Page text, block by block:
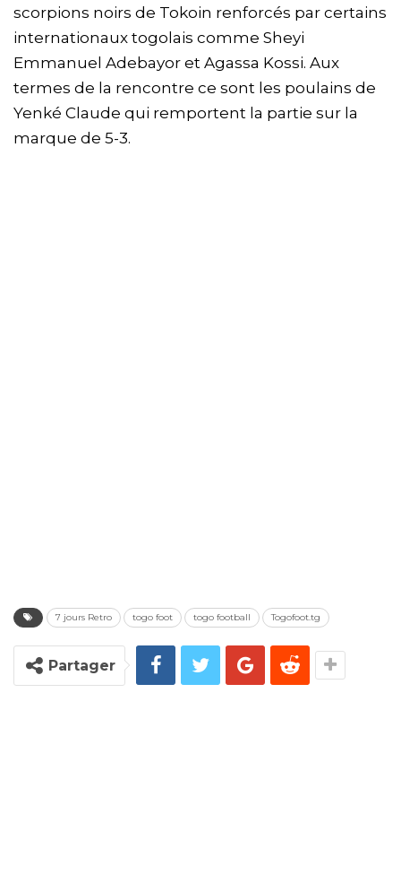
scorpions noirs de Tokoin renforcés par certains
internationaux togolais comme Sheyi
Emmanuel Adebayor et Agassa Kossi. Aux
termes de la rencontre ce sont les poulains de
Yenké Claude qui remportent la partie sur la
marque de 5-3.
7 jours Retro togo foot togo football Togofoot.tg
Partager